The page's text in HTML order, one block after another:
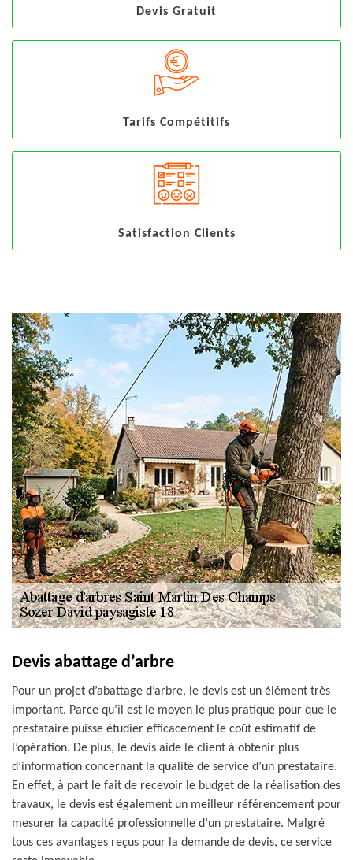
Devis Gratuit
Tarifs Compétitifs
Satisfaction Clients
Devis abattage d’arbre
Pour un projet d’abattage d’arbre, le devis est un élément très
important. Parce qu’il est le moyen le plus pratique pour que le
prestataire puisse étudier efficacement le coût estimatif de
l’opération. De plus, le devis aide le client à obtenir plus
d’information concernant la qualité de service d’un prestataire.
En effet, à part le fait de recevoir le budget de la réalisation des
travaux, le devis est également un meilleur référencement pour
mesurer la capacité professionnelle d’un prestataire. Malgré
tous ces avantages reçus pour la demande de devis, ce service